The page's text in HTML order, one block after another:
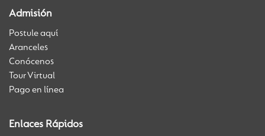
Admisión
Postule aquí
Aranceles
Conócenos
Tour Virtual
Pago en línea
Enlaces Rápidos